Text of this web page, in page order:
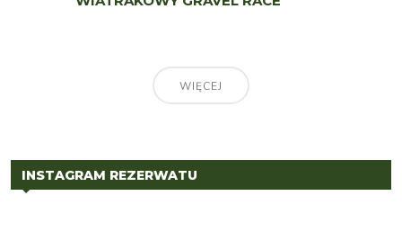
WIĘCEJ
INSTAGRAM REZERWATU